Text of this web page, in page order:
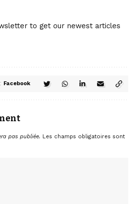
to get our newest articles
Facebook
pas publiée. Les champs obligatoires sont